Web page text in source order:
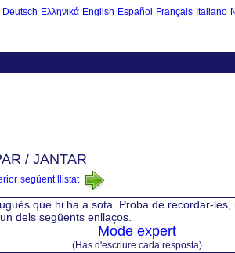
Deutsch Ελληνικά English Español Français Italiano
/ JANTAR
següent llistat
que hi ha a sota. Proba de recordar-les,
dels següents enllaços.
Mode expert
(Has d'escriure cada resposta)